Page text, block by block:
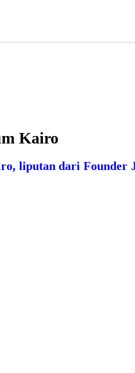
Kairo
liputan dari Founder